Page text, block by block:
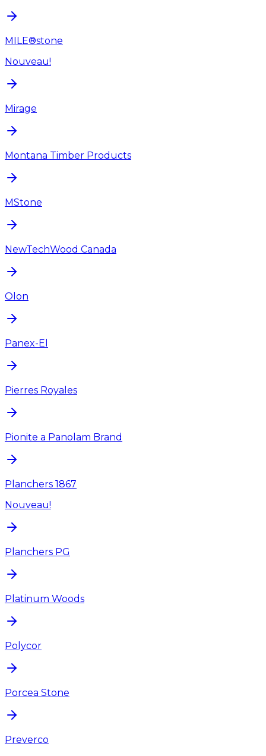
MILE®stone
Nouveau!
Mirage
Montana Timber Products
MStone
NewTechWood Canada
Olon
Panex-El
Pierres Royales
Pionite a Panolam Brand
Planchers 1867
Nouveau!
Planchers PG
Platinum Woods
Polycor
Porcea Stone
Preverco